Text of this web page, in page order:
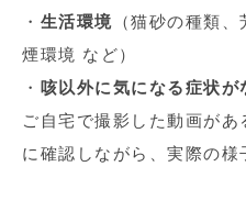
・ 生活環境 （猫砂の種類
煙環境 など）
・ 咳以外に気になる症状が
ご自宅で撮影した動画が
に確認しながら、実際の様